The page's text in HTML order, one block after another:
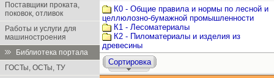
Поставщики проката,
поковок, отливок
Работы и услуги для
машиностроения
Библиотека портала
ГОСТы, ОСТы, ТУ
К0 - Общие правила и нормы по лесной и
целлюлозно-бумажной промышленности
К1 - Лесоматериалы
К2 - Пиломатериалы и изделия из
древесины
Сортировка